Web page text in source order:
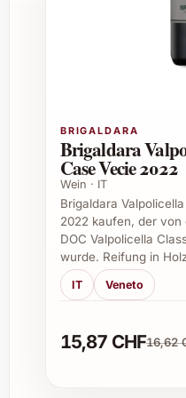
Sind die Orange
hergestellt und
Bestandteile.
Wie gross sind die
Sie sind in
meist als 100g oder
zum Ausprobieren
geeignet?
BRIGALDARA
Brigaldara
Case Vecie 2022
Wein · IT
Brigaldara
2022 kaufen, der von
DOC Valpolicella
wurde. Reifung in
IT Veneto
15,87 CHF16,62